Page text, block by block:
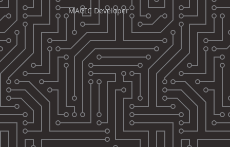
MAGIC Developer